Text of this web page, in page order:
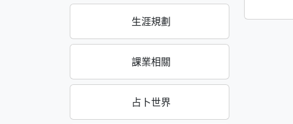
生涯規劃
課業相關
占卜世界